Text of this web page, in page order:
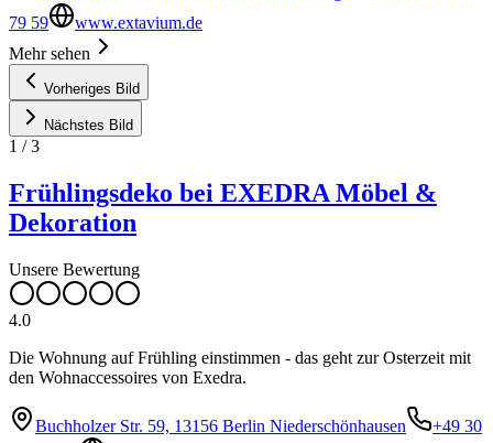
79 59
www.extavium.de
Mehr sehen
Vorheriges Bild
Nächstes Bild
1 /3
Frühlingsdeko bei EXEDRA Möbel &
Dekoration
Unsere Bewertung
4.0
Die Wohnung auf Frühling einstimmen - das geht zur Osterzeit mit
den Wohnaccessoires von Exedra.
Buchholzer Str. 59, 13156 Berlin Niederschönhausen
+49 30